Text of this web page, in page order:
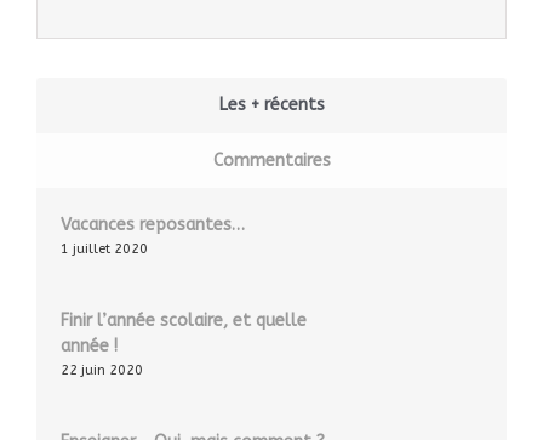
Les + récents
Commentaires
Vacances reposantes…
1 juillet 2020
Finir l’année scolaire, et quelle
année !
22 juin 2020